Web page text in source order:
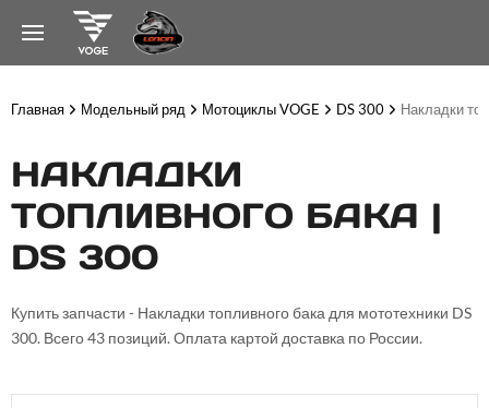
Главная Модельный ряд Мотоциклы VOGE DS 300 Накладки
НАКЛАДКИ
ТОПЛИВНОГО БАКА |
DS 300
Купить запчасти - Накладки топливного бака для мототехники DS
300. Всего 43 позиций. Оплата картой доставка по России.